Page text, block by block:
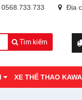
Tìm kiếm
0568.733.733 Địa
XE THỂ THAO